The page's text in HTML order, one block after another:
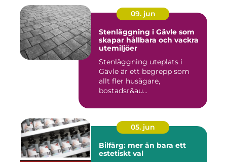
09. jun
Stenläggning i Gävle som
skapar hållbara och vackra
utemiljöer
Stenläggning uteplats i
Gävle är ett begrepp som
allt fler husägare,
bostadsr&au...
05. jun
Bilfärg: mer än bara ett
estetiskt val